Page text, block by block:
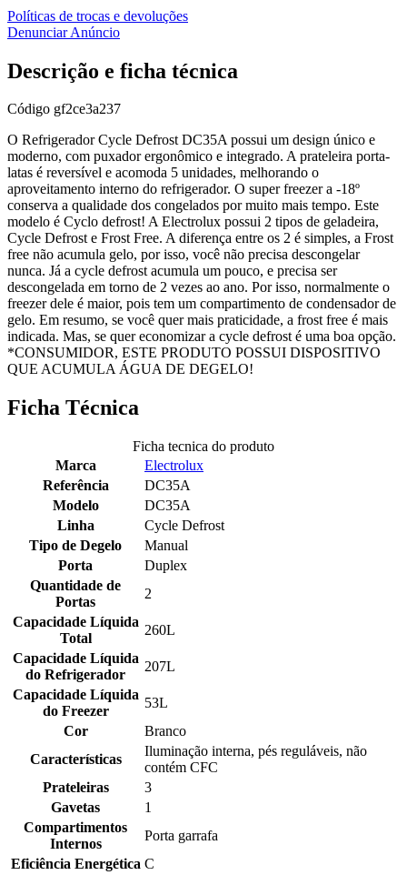
Políticas de trocas e devoluções
Denunciar Anúncio
Descrição e ficha técnica
Código gf2ce3a237
O Refrigerador Cycle Defrost DC35A possui um design único e
moderno, com puxador ergonômico e integrado. A prateleira porta-
latas é reversível e acomoda 5 unidades, melhorando o
aproveitamento interno do refrigerador. O super freezer a -18º
conserva a qualidade dos congelados por muito mais tempo. Este
modelo é Cyclo defrost! A Electrolux possui 2 tipos de geladeira,
Cycle Defrost e Frost Free. A diferença entre os 2 é simples, a Frost
free não acumula gelo, por isso, você não precisa descongelar
nunca. Já a cycle defrost acumula um pouco, e precisa ser
descongelada em torno de 2 vezes ao ano. Por isso, normalmente o
freezer dele é maior, pois tem um compartimento de condensador de
gelo. Em resumo, se você quer mais praticidade, a frost free é mais
indicada. Mas, se quer economizar a cycle defrost é uma boa opção.
*CONSUMIDOR, ESTE PRODUTO POSSUI DISPOSITIVO
QUE ACUMULA ÁGUA DE DEGELO!
Ficha Técnica
Ficha tecnica do produto
Marca
Electrolux
Referência
DC35A
Modelo
DC35A
Linha
Cycle Defrost
Tipo de Degelo
Manual
Porta
Duplex
Quantidade de
Portas
2
Capacidade Líquida
Total
260L
Capacidade Líquida
do Refrigerador
207L
Capacidade Líquida
do Freezer
53L
Cor
Branco
Características
Iluminação interna, pés reguláveis, não
contém CFC
Prateleiras
3
Gavetas
1
Compartimentos
Internos
Porta garrafa
Eficiência Energética C